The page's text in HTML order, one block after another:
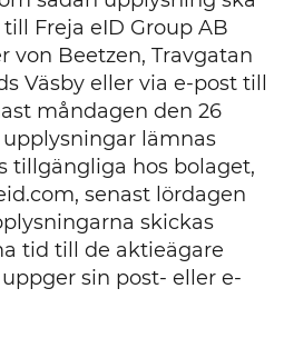
Freja eID Group AB
von Beetzen, Travgatan
Väsby eller via e-post till
måndagen den 26
upplysningar lämnas
tillgängliga hos bolaget,
senast lördagen
skickas
tid till de aktieägare
sin post- eller e-